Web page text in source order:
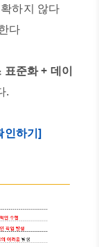
하지 않다
다
표준화+ 데이
.
인하기]